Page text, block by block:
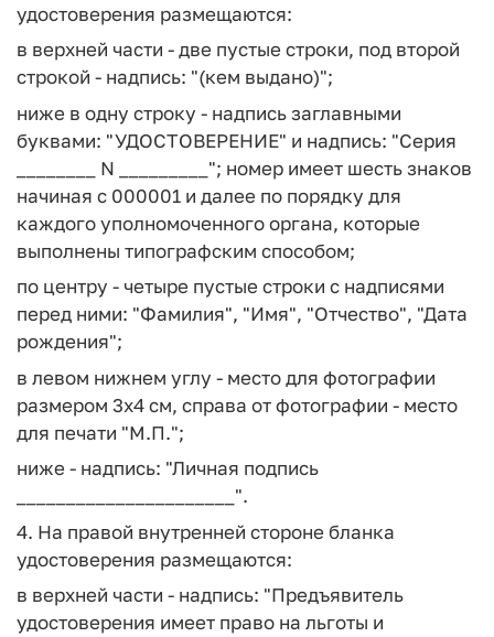
удостоверения размещаются:
в верхней части - две пустые строки, под второй
строкой - надпись: "(кем выдано)";
ниже в одну строку - надпись заглавными
буквами: "УДОСТОВЕРЕНИЕ" и надпись: "Серия
________ N _________"; номер имеет шесть знаков
начиная с 000001 и далее по порядку для
каждого уполномоченного органа, которые
выполнены типографским способом;
по центру - четыре пустые строки с надписями
перед ними: "Фамилия", "Имя", "Отчество", "Дата
рождения";
в левом нижнем углу - место для фотографии
размером 3x4 см, справа от фотографии - место
для печати "М.П.";
ниже - надпись: "Личная подпись
______________________".
4. На правой внутренней стороне бланка
удостоверения размещаются:
в верхней части - надпись: "Предъявитель
удостоверения имеет право на льготы и